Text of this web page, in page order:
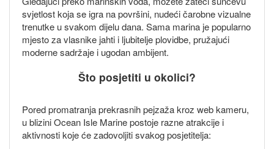
svjetlost koja se igra na površini, nudeći čarobne vizualne
trenutke u svakom dijelu dana. Sama marina je popularno
mjesto za vlasnike jahti i ljubitelje plovidbe, pružajući
moderne sadržaje i ugodan ambijent.
Što posjetiti u okolici?
Pored promatranja prekrasnih pejzaža kroz web kameru,
u blizini Ocean Isle Marine postoje razne atrakcije i
aktivnosti koje će zadovoljiti svakog posjetitelja: